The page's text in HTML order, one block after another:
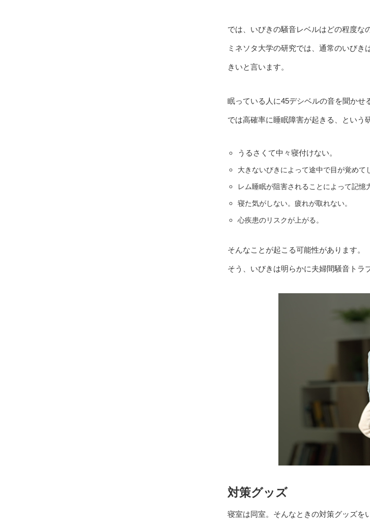
では、いびきの騒音レベルはどの程度な
ミネソタ大学の研究では、通常のいび
きいと言います。
眠っている人に45デシベルの音を聞かせ
では高確率に睡眠障害が起きる、という
うるさくて中々寝付けない。
大きないびきによって途中で目が覚めて
レム睡眠が阻害されることによって記憶
寝た気がしない。疲れが取れない。
心疾患のリスクが上がる。
そんなことが起こる可能性があります。
そう、いびきは明らかに夫婦間騒音トラ
対策グッズ
寝室は同室。そんなときの対策グッズを